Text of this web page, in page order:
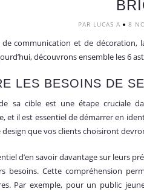
PAR LUCAS A 8
communication et de décoration,
découvrons ensemble les 6
LES BESOINS DE
sa cible est une étape cruciale
et il est essentiel de démarrer en
que vos clients choisiront
d’en savoir davantage sur leurs
besoins. Cette compréhension
Par exemple, pour un public